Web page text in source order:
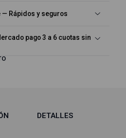
— Rápidos y seguros
pago 3 a 6 cuotas sin
DETALLES